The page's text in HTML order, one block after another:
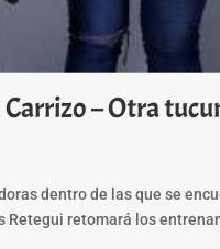
– Otra
dentro de las que se
Retegui retomará los